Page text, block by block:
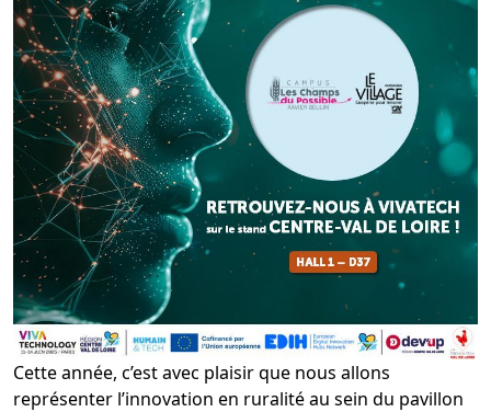
Cette année, c’est avec plaisir que nous allons
représenter l’innovation en ruralité au sein du pavillon